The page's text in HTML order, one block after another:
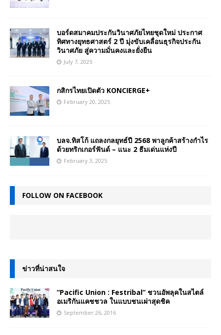
บอร์ดสมาคมประกันวินาศภัยไทยชุดใหม่ ประกาศ
ทิศทางยุทธศาสตร์ 2 ปี มุ่งขับเคลื่อนธุรกิจประกัน
วินาศภัย สู่ความมั่นคงและยั่งยืน
July 7, 2025
กสิกรไทยเปิดตัว KONCIERGE+
February 20, 2025
บลจ.ทิสโก้ แถลงกลยุทธ์ปี 2568 พาลูกค้าสร้างกำไร
ด้วยทริกเกอร์ฟันด์ – แนะ 2 ธีมเด่นแห่งปี
February 3, 2025
FOLLOW ON FACEBOOK
ข่าวที่น่าสนใจ
“Pacific Union : Festribal” ชวนอัพลุคในสไตล์
อเมริกันแคชชวล ในแบบชนเผ่าสุดชิค
September 26, 2016